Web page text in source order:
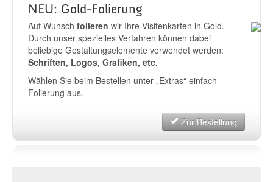
NEU: Gold-Folierung
Auf Wunsch folieren wir Ihre Visitenkarten in Gold.
Durch unser spezielles Verfahren können dabei
beliebige Gestaltungselemente verwendet werden:
Schriften, Logos, Grafiken, etc.
Wählen Sie beim Bestellen unter „Extras“ einfach
Folierung aus.
Zur Bestellung